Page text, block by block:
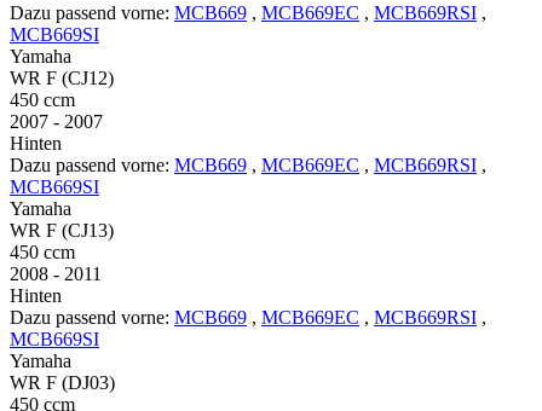
Dazu passend vorne: MCB669 , MCB669EC , MCB669RSI ,
MCB669SI
Yamaha
WR F (CJ12)
450 ccm
2007 - 2007
Hinten
Dazu passend vorne: MCB669 , MCB669EC , MCB669RSI ,
MCB669SI
Yamaha
WR F (CJ13)
450 ccm
2008 - 2011
Hinten
Dazu passend vorne: MCB669 , MCB669EC , MCB669RSI ,
MCB669SI
Yamaha
WR F (DJ03)
450 ccm